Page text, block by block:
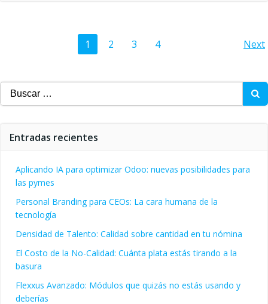
Navegación
por
las
entradas
Página
1 Página
2 Página
3 Página
4 Next
Buscar:
Entradas recientes
Aplicando IA para optimizar Odoo: nuevas posibilidades para
las pymes
Personal Branding para CEOs: La cara humana de la
tecnología
Densidad de Talento: Calidad sobre cantidad en tu nómina
El Costo de la No-Calidad: Cuánta plata estás tirando a la
basura
Flexxus Avanzado: Módulos que quizás no estás usando y
deberías